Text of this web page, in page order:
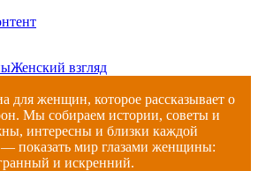
Женский взгляд
для женщин, которое рассказывает о
Мы собираем истории, советы и
интересны и близки каждой
показать мир глазами женщины:
и искренний.